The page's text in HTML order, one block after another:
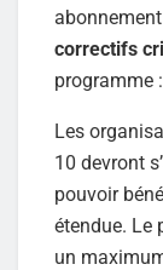
correctifs
programme
Les
10 devront
pouvoir
étendue. Le
un